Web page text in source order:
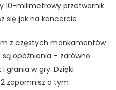
10-milimetrowy przetwornik
się jak na koncercie.
z częstych mankamentów
opóźnienia – zarówno
grania w gry. Dzięki
zapomnisz o tym